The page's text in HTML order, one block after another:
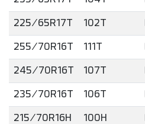
225/65R17T 102T
255/70R16T 111T
245/70R16T 107T
235/70R16T 106T
215/70R16H 100H